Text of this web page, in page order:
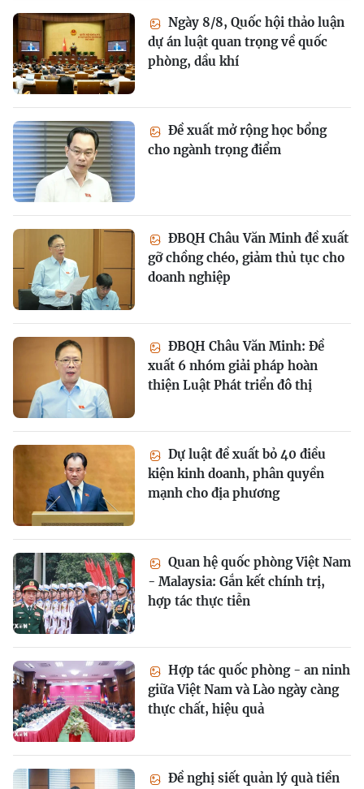
Ngày 8/8, Quốc hội thảo luận
dự án luật quan trọng về quốc
phòng, dầu khí
Đề xuất mở rộng học bổng
cho ngành trọng điểm
ĐBQH Châu Văn Minh đề xuất
gỡ chồng chéo, giảm thủ tục cho
doanh nghiệp
ĐBQH Châu Văn Minh: Đề
xuất 6 nhóm giải pháp hoàn
thiện Luật Phát triển đô thị
Dự luật đề xuất bỏ 40 điều
kiện kinh doanh, phân quyền
mạnh cho địa phương
Quan hệ quốc phòng Việt Nam
- Malaysia: Gắn kết chính trị,
hợp tác thực tiễn
Hợp tác quốc phòng - an ninh
giữa Việt Nam và Lào ngày càng
thực chất, hiệu quả
Đề nghị siết quản lý quà tiền